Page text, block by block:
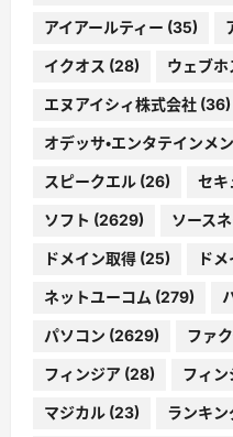
アイアールティー (35)
イクオス (28) ウェブホ
エヌアイシィ株式会社 (36)
オデッサ・エンタテインメ
スピークエル (26) セキ
ソフト (2629) ソース
ドメイン取得 (25) ド
ネットユーコム (279)
パソコン (2629) ファ
フィンジア (28) フィ
マジカル (23) ランキン